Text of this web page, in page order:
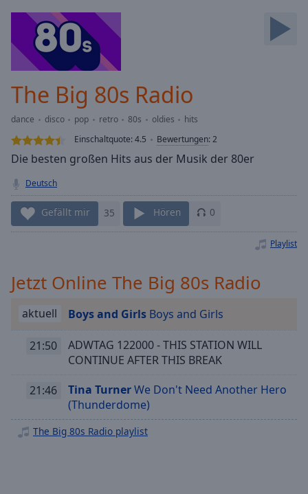
Forward
Mute
Current
Loaded :
0.00%
Stream
Seek to
live,
currently
behind
liveLIVE
Playback
Chapters
descriptions
The Big 80s Radio
dance disco pop retro 80s oldies
hits
Einschaltquote:4.5 Bewertungen:2
Die besten großen Hits aus der Musik der 80er
Deutsch
Gefällt mir 35 Hören 0
Playlist
Jetzt Online The Big 80s Radio
aktuell Boys and Girls Boys and Girls
21:50
ADWTAG 122000 - THIS STATION WILL
CONTINUE AFTER THIS BREAK
21:46 Tina TurnerWe Don't Need Another Hero
(Thunderdome)
The Big 80s Radio playlist